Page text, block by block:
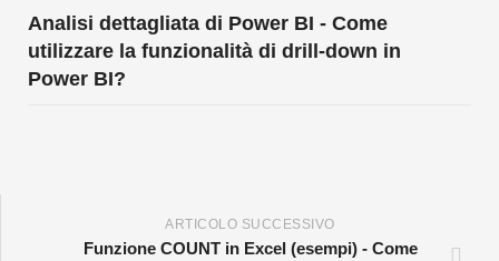
Analisi dettagliata di Power BI - Come
utilizzare la funzionalità di drill-down in
Power BI?
ARTICOLO SUCCESSIVO
Funzione COUNT in Excel (esempi) - Come